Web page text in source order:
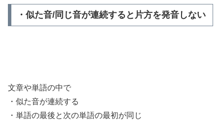
・似た音/同じ音が連続すると片方を発音しない
文章や単語の中で
・似た音が連続する
・単語の最後と次の単語の最初が同じ